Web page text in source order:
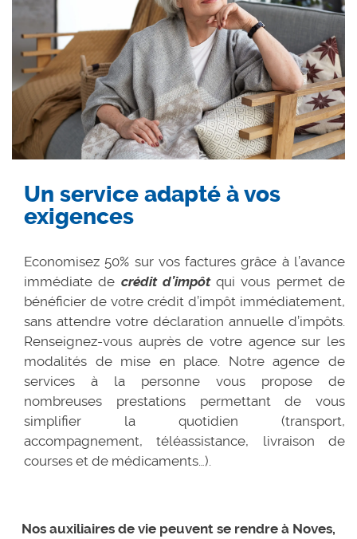
Un service adapté à vos
exigences
Economisez 50% sur vos factures grâce à l’avance
immédiate de crédit d’impôtqui vous permet de
bénéficier de votre crédit d’impôt immédiatement,
sans attendre votre déclaration annuelle d’impôts.
Renseignez-vous auprès de votre agence sur les
modalités de mise en place. Notre agence de
services à la personne vous propose de
nombreuses prestations permettant de vous
simplifier la quotidien (transport,
accompagnement, téléassistance, livraison de
courses et de médicaments…).
Nos auxiliaires de vie peuvent se rendre à Noves,